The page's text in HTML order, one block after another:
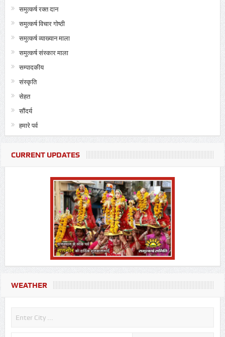
समुत्कर्ष रक्त दान
समुत्कर्ष विचार गोष्ठी
समुत्कर्ष व्याख्यान माला
समुत्कर्ष संस्कार माला
सम्पादकीय
संस्कृति
सेहत
सौंदर्य
हमारे पर्व
CURRENT UPDATES
WEATHER